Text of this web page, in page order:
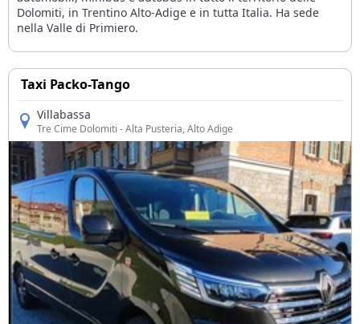
Dolomiti, in Trentino Alto-Adige e in tutta Italia. Ha sede
nella Valle di Primiero.
Taxi Packo-Tango
Villabassa
Tre Cime Dolomiti - Alta Pusteria, Alto Adige